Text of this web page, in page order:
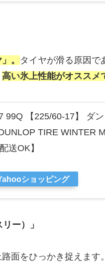
。 タイヤが滑る原因で
高い氷上性能がオススメ
99Q 【225/60-17】 ダ
TIRE WINTER
送OK】
ショッピング
ー）」
面をひっかき捉えます。